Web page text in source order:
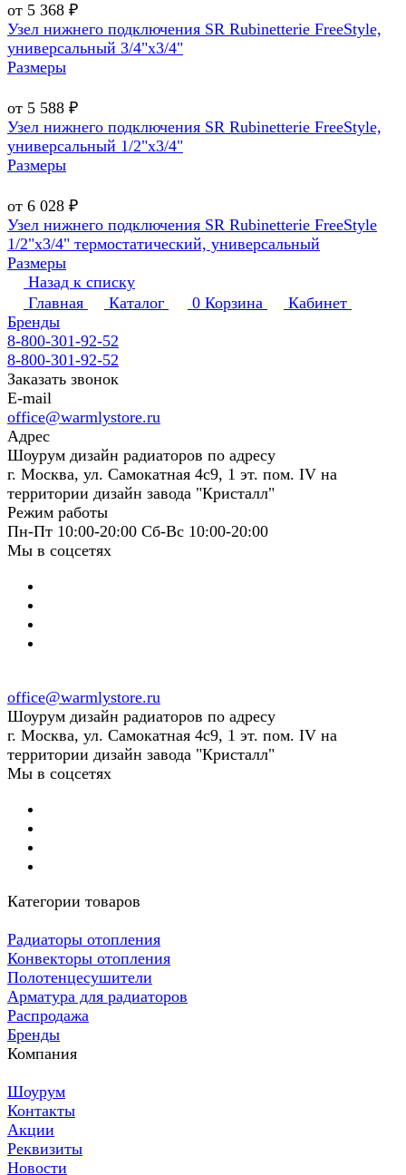
от 5 368 ₽
Узел нижнего подключения SR Rubinetterie FreeStyle,
универсальный 3/4"х3/4"
Размеры
от 5 588 ₽
Узел нижнего подключения SR Rubinetterie FreeStyle,
универсальный 1/2"х3/4"
Размеры
от 6 028 ₽
Узел нижнего подключения SR Rubinetterie FreeStyle
1/2"х3/4" термостатический, универсальный
Размеры
Назад к списку
Главная
Каталог 0 Корзина
Кабинет
Бренды
8-800-301-92-52
8-800-301-92-52
Заказать звонок
E-mail
office@warmlystore.ru
Адрес
Шоурум дизайн радиаторов по адресу
г. Москва, ул. Самокатная 4с9, 1 эт. пом. IV на
территории дизайн завода "Кристалл"
Режим работы
Пн-Пт 10:00-20:00 Сб-Вс 10:00-20:00
Мы в соцсетях
office@warmlystore.ru
Шоурум дизайн радиаторов по адресу
г. Москва, ул. Самокатная 4с9, 1 эт. пом. IV на
территории дизайн завода "Кристалл"
Мы в соцсетях
Категории товаров
Радиаторы отопления
Конвекторы отопления
Полотенцесушители
Арматура для радиаторов
Распродажа
Бренды
Компания
Шоурум
Контакты
Акции
Реквизиты
Новости